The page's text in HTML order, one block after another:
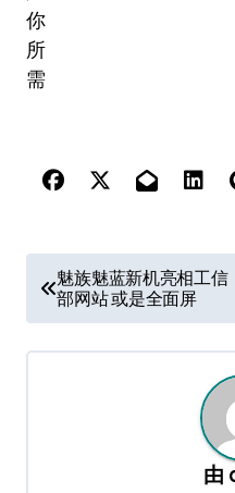
章
导
魅族魅蓝新机亮相工信
部网站 或是全面屏
由